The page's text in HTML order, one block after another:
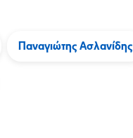
Παναγιώτης Ασλανίδης